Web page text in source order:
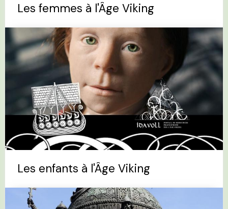
Les femmes à l'Âge Viking
Les enfants à l'Âge Viking